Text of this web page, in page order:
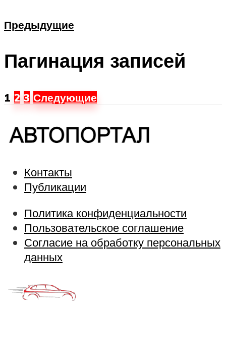
Предыдущие
Пагинация записей
1 2 3 Следующие
Контакты
Публикации
Политика конфиденциальности
Пользовательское соглашение
Согласие на обработку персональных
данных